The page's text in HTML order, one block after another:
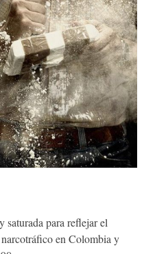
saturada para reflejar el
en Colombia y